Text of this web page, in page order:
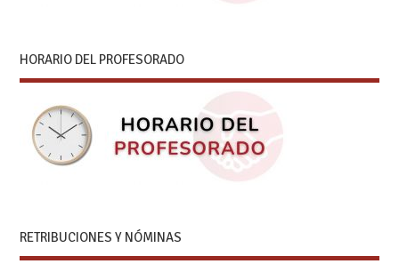
HORARIO DEL PROFESORADO
RETRIBUCIONES Y NÓMINAS